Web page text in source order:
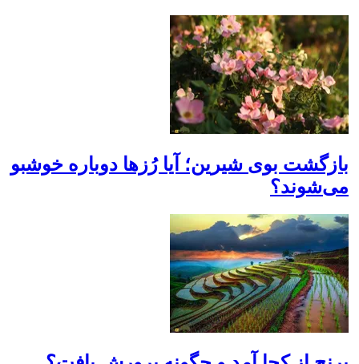
بازگشت بوی شیرین؛ آیا رُزها دوباره خوشبو
می‌شوند؟